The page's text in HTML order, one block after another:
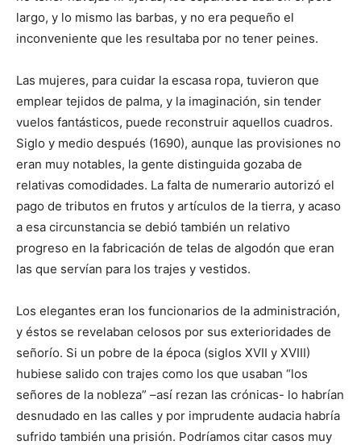
largo, y lo mismo las barbas, y no era pequeño el
inconveniente que les resultaba por no tener peines.
Las mujeres, para cuidar la escasa ropa, tuvieron que
emplear tejidos de palma, y la imaginación, sin tender
vuelos fantásticos, puede reconstruir aquellos cuadros.
Siglo y medio después (1690), aunque las provisiones no
eran muy notables, la gente distinguida gozaba de
relativas comodidades. La falta de numerario autorizó el
pago de tributos en frutos y artículos de la tierra, y acaso
a esa circunstancia se debió también un relativo
progreso en la fabricación de telas de algodón que eran
las que servían para los trajes y vestidos.
Los elegantes eran los funcionarios de la administración,
y éstos se revelaban celosos por sus exterioridades de
señorío. Si un pobre de la época (siglos XVII y XVIII)
hubiese salido con trajes como los que usaban “los
señores de la nobleza” –así rezan las crónicas- lo habrían
desnudado en las calles y por imprudente audacia habría
sufrido también una prisión. Podríamos citar casos muy